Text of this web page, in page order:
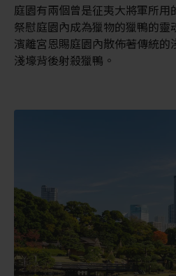
庭園有兩個曾是征夷大將軍所用
祭慰庭園內成為獵物的獵鴨的靈
濱離宮恩賜庭園內散佈著傳統
淺壕背後射殺獵鴨。